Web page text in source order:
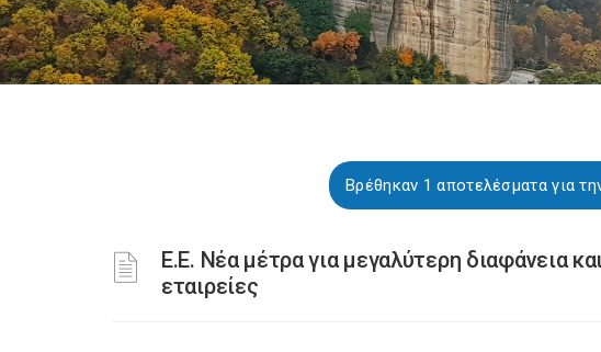
Βρέθηκαν 1 αποτελέσματα για
Ε.Ε. Νέα μέτρα για μεγαλύτερη διαφάνεια
εταιρείες